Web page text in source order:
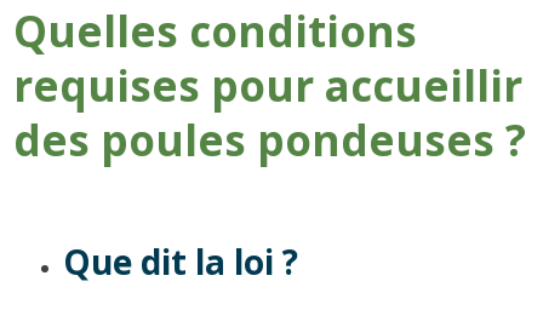
Quelles conditions
requises pour accueillir
des poules pondeuses ?
Que dit la loi ?